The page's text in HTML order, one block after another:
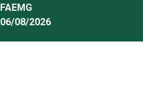
FAEMG
06/08/2026